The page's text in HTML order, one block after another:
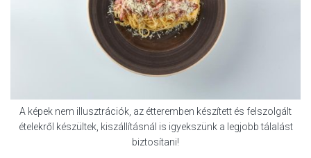
A képek nem illusztrációk, az étteremben készített és felszolgált
ételekről készültek, kiszállításnál is igyekszünk a legjobb tálalást
biztosítani!